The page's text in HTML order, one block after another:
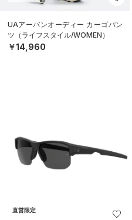
UAアーバンオーディー カーゴパン
ツ（ライフスタイル/WOMEN）
￥14,960
直営限定